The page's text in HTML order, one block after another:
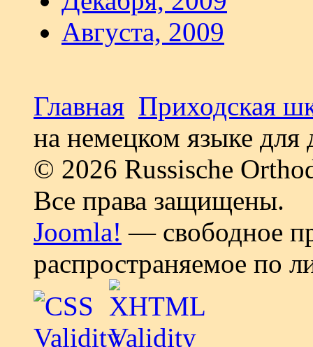
Августа, 2009
Главная Приходская
на немецком языке для
© 2026 Russische
Все права защищены.
Joomla! — свободное
распространяемое по